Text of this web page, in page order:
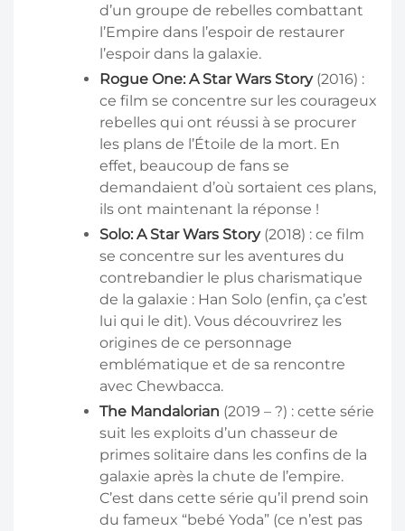
d’un groupe de rebelles combattant
l’Empire dans l’espoir de restaurer
l’espoir dans la galaxie.
Rogue One: A Star Wars Story (2016) :
ce film se concentre sur les courageux
rebelles qui ont réussi à se procurer
les plans de l’Étoile de la mort. En
effet, beaucoup de fans se
demandaient d’où sortaient ces plans,
ils ont maintenant la réponse !
Solo: A Star Wars Story(2018) : ce film
se concentre sur les aventures du
contrebandier le plus charismatique
de la galaxie : Han Solo (enfin, ça c’est
lui qui le dit). Vous découvrirez les
origines de ce personnage
emblématique et de sa rencontre
avec Chewbacca.
The Mandalorian (2019 – ?) : cette série
suit les exploits d’un chasseur de
primes solitaire dans les confins de la
galaxie après la chute de l’empire.
C’est dans cette série qu’il prend soin
du fameux “bebé Yoda” (ce n’est pas